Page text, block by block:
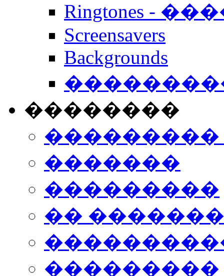
Ringtones -
Screensavers
Backgrounds
��������
���������
�������
���������
��
���������